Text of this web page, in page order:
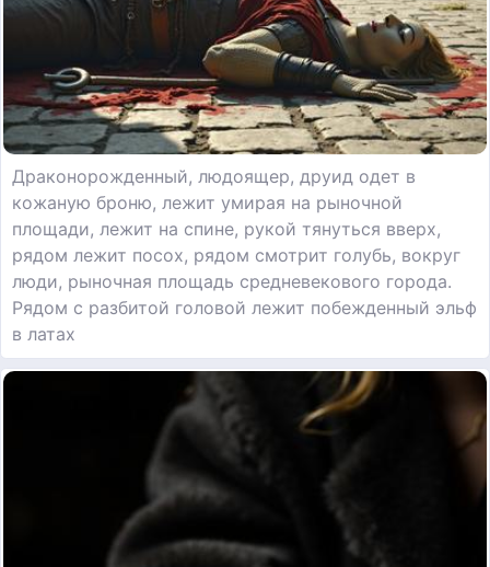
Драконорожденный, людоящер, друид одет в
кожаную броню, лежит умирая на рыночной
площади, лежит на спине, рукой тянуться вверх,
рядом лежит посох, рядом смотрит голубь, вокруг
люди, рыночная площадь средневекового города.
Рядом с разбитой головой лежит побежденный эльф
в латах